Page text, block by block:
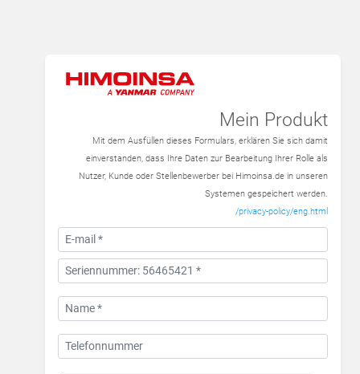
Mein Produkt
Mit dem Ausfüllen dieses Formulars, erklären Sie sich damit
einverstanden, dass Ihre Daten zur Bearbeitung Ihrer Rolle als
Nutzer, Kunde oder Stellenbewerber bei Himoinsa.de in unseren
Systemen gespeichert werden.
/privacy-policy/eng.html